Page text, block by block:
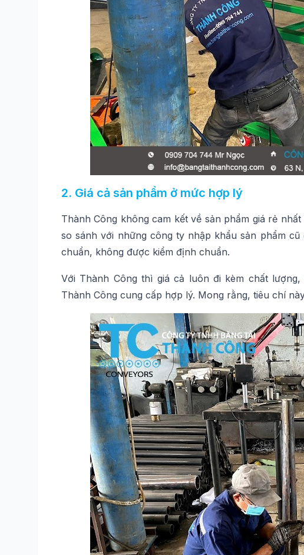
2. Giá cả sản phẩm ở mức hợp lý
Thành Công không cam kết về sản phẩm giá rẻ
so sánh với những công ty nhập khẩu sản phẩm
chuẩn, không được kiểm định chuẩn.
Với Thành Công thì giá cả luôn đi kèm chất
Thành Công cung cấp hợp lý. Mong rằng, tiêu chí